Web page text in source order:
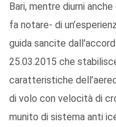
Bari, mentre diurni
fa notare- di
guida sancite
25.03.2015 che
caratteristiche
di volo con velocità di
munito di sistema anti